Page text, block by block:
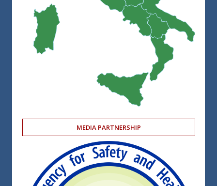
MEDIA PARTNERSHIP